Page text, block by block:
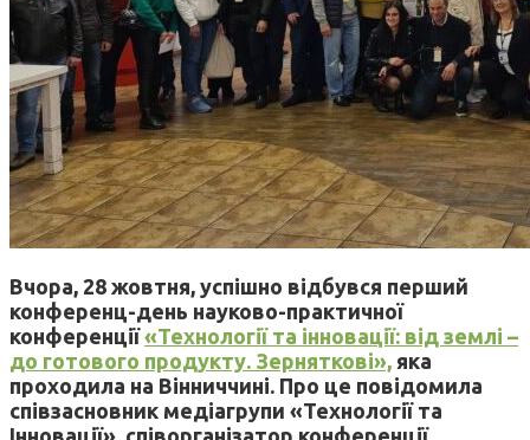
Вчора, 28 жовтня, успішно відбувся перший
конференц-день науково-практичної
конференції«Технології та інновації: від землі –
до готового продукту. Зерняткові», яка
проходила на Вінниччині. Про це повідомила
співзасновник медіагрупи «Технології та
Інновації», співорганізатор конференції